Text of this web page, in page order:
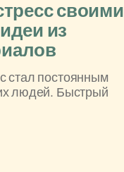
своими
из
стал постоянным
людей. Быстрый